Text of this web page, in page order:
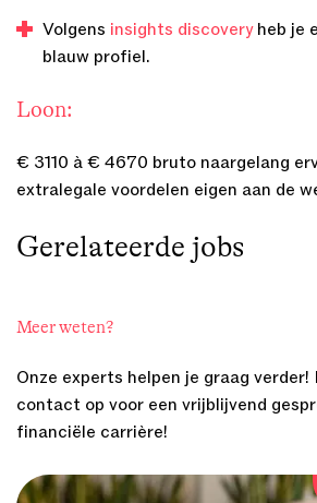
Volgens insights discoveryheb je
blauw profiel.
Loon:
€ 3110 à € 4670 bruto naargelang
extralegale voordelen eigen aan de
Gerelateerde jobs
Meer weten?
Onze experts helpen je graag
contact op voor een vrijblijvend
financiële carrière!